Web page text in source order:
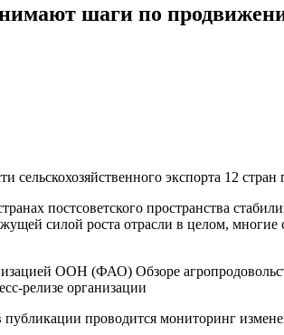
шаги по
сельскохозяйственного экспорта 12 стран
постсоветского пространства
силой роста отрасли в целом,
ООН (ФАО) Обзоре
релизе организации
публикации проводится мониторинг